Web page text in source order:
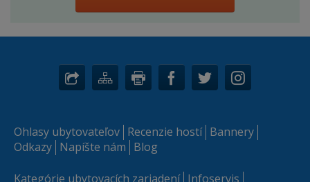
Ohlasy ubytovateľov Recenzie hostí Bannery
Odkazy Napíšte nám Blog
Kategórie ubytovacích zariadení Infoservis